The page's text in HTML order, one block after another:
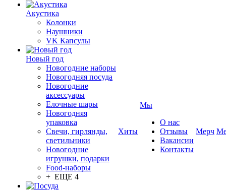
Акустика
Колонки
Наушники
VK Капсулы
Новый год
Новогодние наборы
Новогодняя посуда
Новогодние
аксессуары
Елочные шары
Новогодняя
упаковка
Свечи, гирлянды,
светильники
Новогодние
игрушки, подарки
Food-наборы
+ ЕЩЕ 4
Хиты
Мы
О нас
Отзывы
Вакансии
Контакты
Мерч